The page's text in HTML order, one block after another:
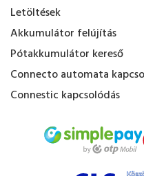
Letöltések
Akkumulátor felújítás
Pótakkumulátor kereső
Connecto automata
Connestic kapcsolódás